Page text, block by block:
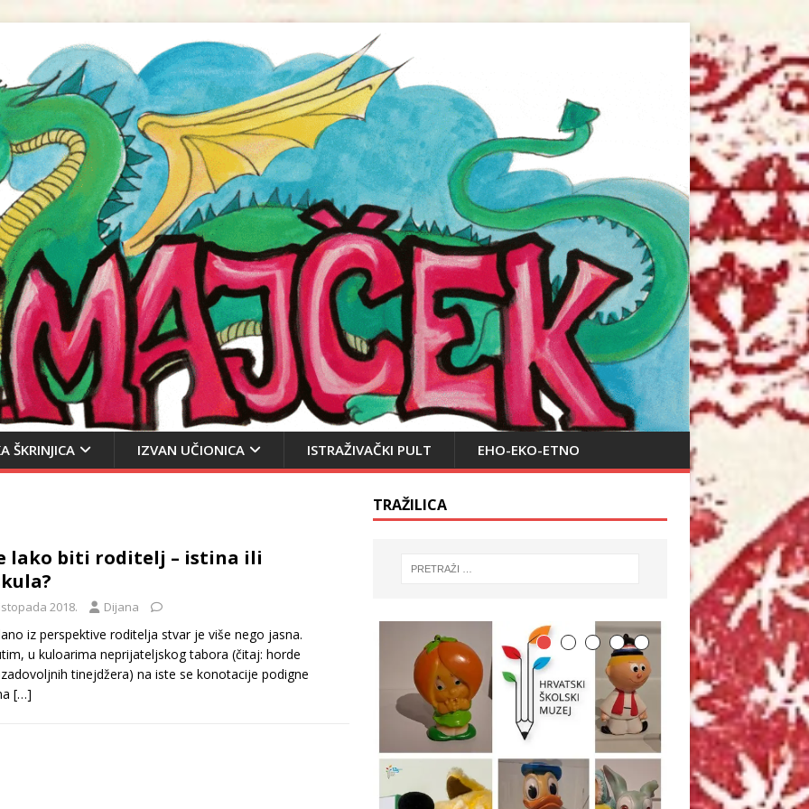
ŠKRINJICA IZVAN UČIONICA ISTRAŽIVAČKI PULT EHO-EKO-ETNO
lako biti roditelj – istina ili
2018. Dijana
iz perspektive roditelja stvar je više nego jasna.
u kuloarima neprijateljskog tabora (čitaj: horde
tinejdžera) na iste se konotacije podigne
[…]
TRAŽILICA